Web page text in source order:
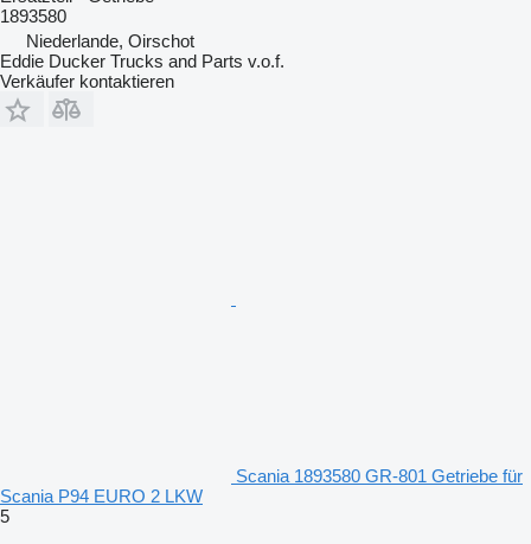
1893580
Niederlande, Oirschot
Eddie Ducker Trucks and Parts v.o.f.
Verkäufer kontaktieren
Scania 1893580 GR-801 Getriebe für
Scania P94 EURO 2 LKW
5